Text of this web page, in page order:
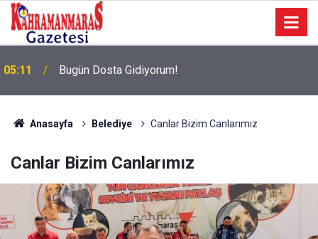
05:11 Bugün Dosta Gidiyorum!
Anasayfa Belediye Canlar Bizim Canlarımız
Canlar Bizim Canlarımız